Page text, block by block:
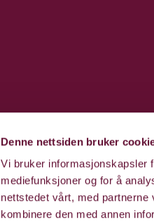
Denne nettsiden bruker
Vi bruker informasjonskapsler
mediefunksjoner og for å
nettstedet vårt, med partnerne
kombinere den med annen